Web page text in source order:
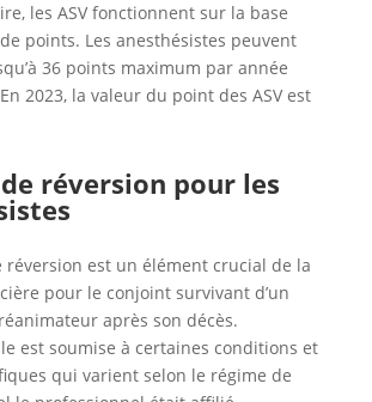
les ASV fonctionnent sur la base
points. Les anesthésistes peuvent
36 points maximum par année
2023, la valeur du point des ASV est
réversion pour les
réversion est un élément crucial de la
pour le conjoint survivant d’un
après son décès.
est soumise à certaines conditions et
qui varient selon le régime de